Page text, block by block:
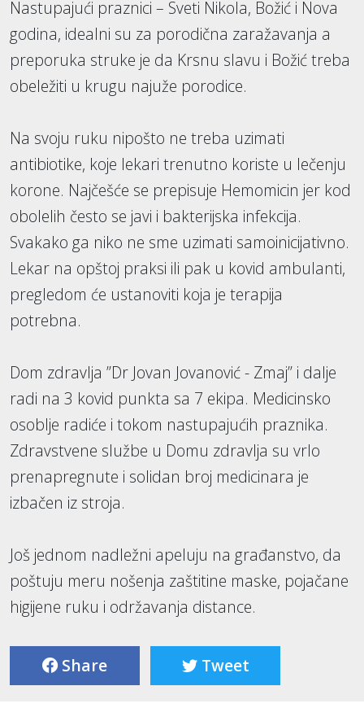
Nastupajući praznici – Sveti Nikola, Božić i Nova
godina, idealni su za porodična zaražavanja a
preporuka struke je da Krsnu slavu i Božić treba
obeležiti u krugu najuže porodice.
Na svoju ruku nipošto ne treba uzimati
antibiotike, koje lekari trenutno koriste u lečenju
korone. Najčešće se prepisuje Hemomicin jer kod
obolelih često se javi i bakterijska infekcija.
Svakako ga niko ne sme uzimati samoinicijativno.
Lekar na opštoj praksi ili pak u kovid ambulanti,
pregledom će ustanoviti koja je terapija
potrebna.
Dom zdravlja ”Dr Jovan Jovanović - Zmaj” i dalje
radi na 3 kovid punkta sa 7 ekipa. Medicinsko
osoblje radiće i tokom nastupajućih praznika.
Zdravstvene službe u Domu zdravlja su vrlo
prenapregnute i solidan broj medicinara je
izbačen iz stroja.
Još jednom nadležni apeluju na građanstvo, da
poštuju meru nošenja zaštitine maske, pojačane
higijene ruku i održavanja distance.
Share Tweet